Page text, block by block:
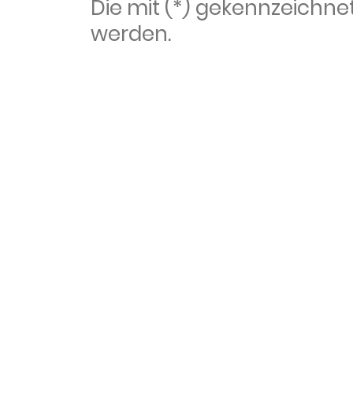
Die mit (*)
werden.